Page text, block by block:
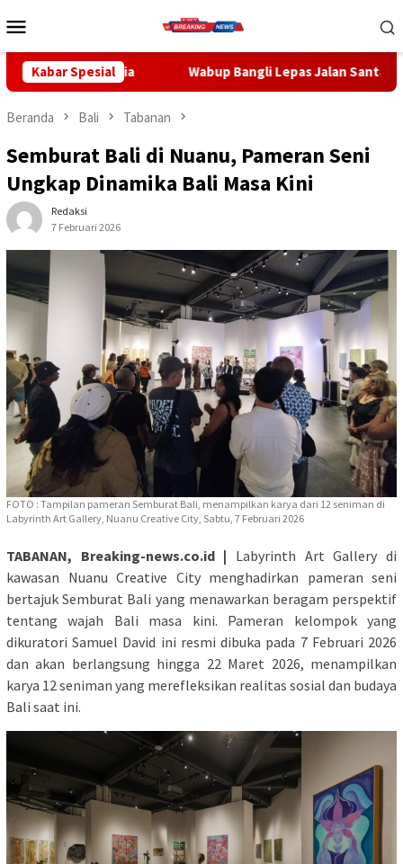
ke
Mobile
Kabar Spesial
Wabup Bangli Lepas Jalan Santai, Awali Rangkaian
Beranda Bali Tabanan
Semburat Bali di Nuanu, Pameran Seni
Ungkap Dinamika Bali Masa Kini
Redaksi
7 Februari 2026
FOTO : Tampilan pameran Semburat Bali, menampilkan karya dari 12 seniman di
Labyrinth Art Gallery, Nuanu Creative City, Sabtu, 7 Februari 2026
TABANAN, Breaking-news.co.id | Labyrinth Art Gallery di
kawasan Nuanu Creative City menghadirkan pameran seni
bertajuk Semburat Bali yang menawarkan beragam perspektif
tentang wajah Bali masa kini. Pameran kelompok yang
dikuratori Samuel David ini resmi dibuka pada 7 Februari 2026
dan akan berlangsung hingga 22 Maret 2026, menampilkan
karya 12 seniman yang merefleksikan realitas sosial dan budaya
Bali saat ini.